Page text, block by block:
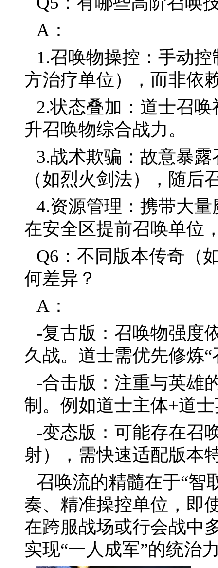
A：
1.召唤物操控：手动
方治疗单位），而非依
2.状态叠加：道士召
升召唤物综合战力。
3.战术欺骗：故意暴
（如烈火剑法），随后
4.资源管理：携带大
在安全区提前召唤单位
Q6：不同版本传奇（
何差异？
A：
-复古版：召唤物强度
久战。道士需优先修炼
-合击版：注重与英雄
制。例如道士主体+道
-变态版：可能存在召
射），需快速适配版本
召唤流的精髓在于“智
奏、精准操控单位，即
在跨服战场或行会战中
实现“一人成军”的统治